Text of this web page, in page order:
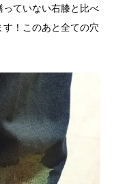
ていない右膝と比べ
！このあと全ての穴